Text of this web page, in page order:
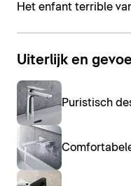
Het enfant terrible
Uiterlijk en
Puristisch